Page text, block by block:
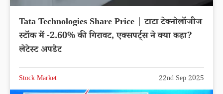
Tata Technologies Share Price | टाटा टेक्नोलॉजीज
स्टॉक में -2.60% की गिरावट, एक्सपर्ट्स ने क्या कहा?
लेटेस्ट अपडेट
Stock Market 22nd Sep 2025